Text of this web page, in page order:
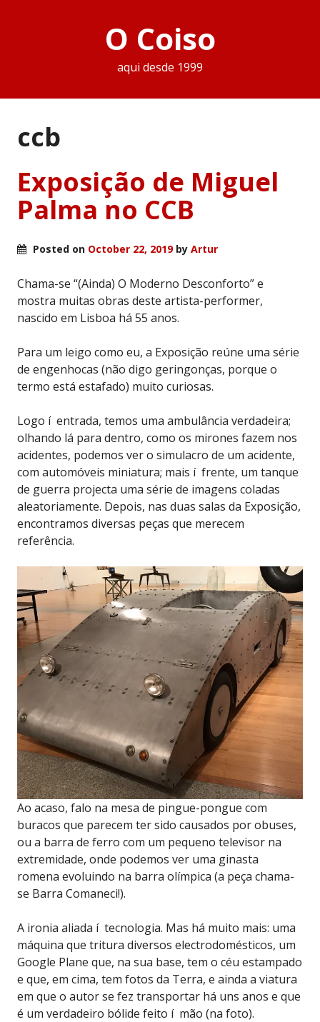
O Coiso
aqui desde 1999
ccb
Exposição de Miguel
Palma no CCB
Posted on October 22, 2019by Artur
Chama-se “(Ainda) O Moderno Desconforto” e
mostra muitas obras deste artista-performer,
nascido em Lisboa há 55 anos.
Para um leigo como eu, a Exposição reúne uma série
de engenhocas (não digo geringonças, porque o
termo está estafado) muito curiosas.
Logo í entrada, temos uma ambulância verdadeira;
olhando lá para dentro, como os mirones fazem nos
acidentes, podemos ver o simulacro de um acidente,
com automóveis miniatura; mais í frente, um tanque
de guerra projecta uma série de imagens coladas
aleatoriamente. Depois, nas duas salas da Exposição,
encontramos diversas peças que merecem
referência.
Ao acaso, falo na mesa de pingue-pongue com
buracos que parecem ter sido causados por obuses,
ou a barra de ferro com um pequeno televisor na
extremidade, onde podemos ver uma ginasta
romena evoluindo na barra olímpica (a peça chama-
se Barra Comaneci!).
A ironia aliada í tecnologia. Mas há muito mais: uma
máquina que tritura diversos electrodomésticos, um
Google Plane que, na sua base, tem o céu estampado
e que, em cima, tem fotos da Terra, e ainda a viatura
em que o autor se fez transportar há uns anos e que
é um verdadeiro bólide feito í mão (na foto).